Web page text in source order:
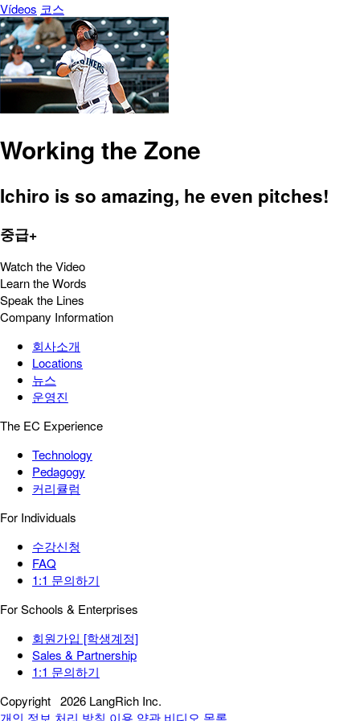
Vídeos 코스
Working the Zone
Ichiro is so amazing, he even pitches!
중급+
Watch the Video
Learn the Words
Speak the Lines
Company Information
회사소개
Locations
뉴스
운영진
The EC Experience
Technology
Pedagogy
커리큘럼
For Individuals
수강신청
FAQ
1:1 문의하기
For Schools & Enterprises
회원가입 [학생계정]
Sales & Partnership
1:1 문의하기
Copyright 2026 LangRich Inc.